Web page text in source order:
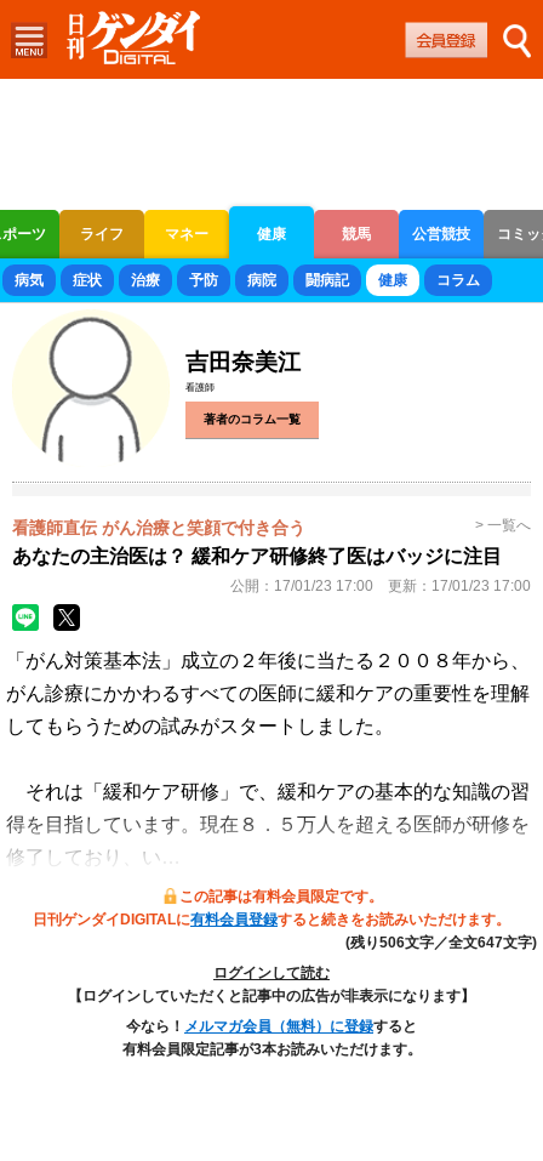
ーツ ライフ マネー 健康 競馬 公営競技 コミ
ボートレース 競輪 オートレース
病気 症状 治療 予防 病院 闘病記 健康 コラム
吉田奈美江
看護師
著者のコラム一覧
看護師直伝 がん治療と笑顔で付き合う > 一覧へ
あなたの主治医は？ 緩和ケア研修終了医はバッジに注目
公開： 17/01/23 17:00 更新： 17/01/23 17:00
「がん対策基本法」成立の２年後に当たる２００８年から、
がん診療にかかわるすべての医師に緩和ケアの重要性を理解
してもらうための試みがスタートしました。
それは「緩和ケア研修」で、緩和ケアの基本的な知識の習
得を目指しています。現在８．５万人を超える医師が研修を
修了しており、い…
この記事は有料会員限定です。
日刊ゲンダイDIGITALに有料会員登録すると続きをお読みいただけます。
(残り506文字／全文647文字)
ログインして読む
【ログインしていただくと記事中の広告が非表示になります】
今なら！ メルマガ会員（無料）に登録すると
有料会員限定記事が3本お読みいただけます。